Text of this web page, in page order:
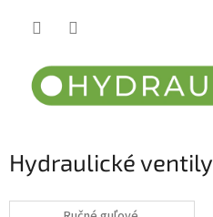
Hydraulické ventily